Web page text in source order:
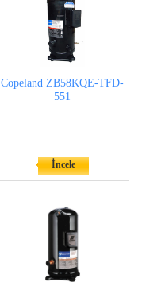
Copeland ZB58KQE-TFD-
551
İncele